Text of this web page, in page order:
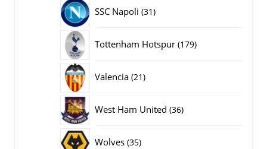
SSC Napoli 3131
Tottenham Hotspur 179179
Valencia 2121
West Ham United 3636
Wolves 3535